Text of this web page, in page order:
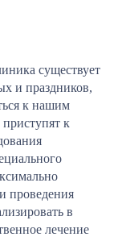
существует
и праздников,
к нашим
к
проведения
в
лечение